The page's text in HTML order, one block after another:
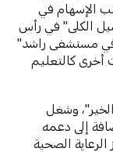
الإسهام في
الكلى" في رأس
في مستشفى راشد"
كالتعليم
وشغل
إلى دعمه
الصحية